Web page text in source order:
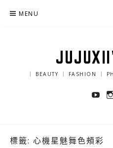
MENU
｜ BEAUTY ｜ FASHION ｜
標籤: 心機星魅舞色頰彩